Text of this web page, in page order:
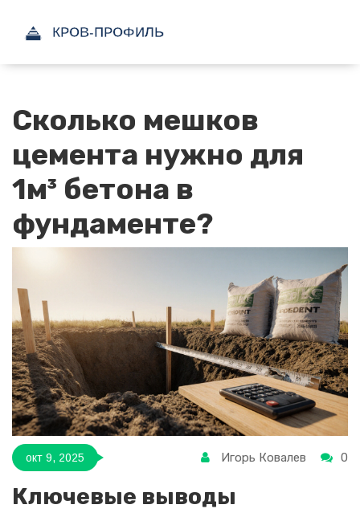
Сколько мешков
цемента нужно для
1м³ бетона в
фундаменте?
окт 9, 2025 Игорь Ковалев 0
Ключевые выводы